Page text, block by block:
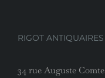
RIGOT ANTIQUAIRES
34 rue Auguste Comte